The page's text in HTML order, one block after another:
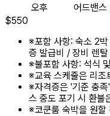
오후
어드밴스
$550
※포함 사항: 숙소 2
증 발급비 / 장비 렌탈
※불포함 사항: 석식
※교육 스케줄은 리조
※자격증은 '기준 충
스 중도 포기 시 환불
※코쿤룸 숙박을 원